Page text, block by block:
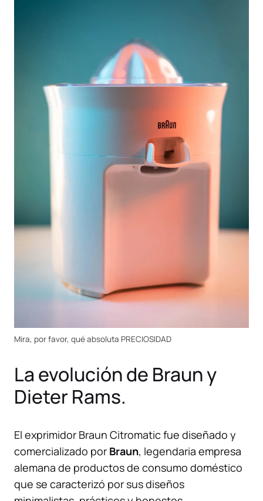
Mira, por favor, qué absoluta PRECIOSIDAD
La evolución de Braun y
Dieter Rams.
El exprimidor Braun Citromatic fue diseñado y
comercializado por Braun, legendaria empresa
alemana de productos de consumo doméstico
que se caracterizó por sus diseños